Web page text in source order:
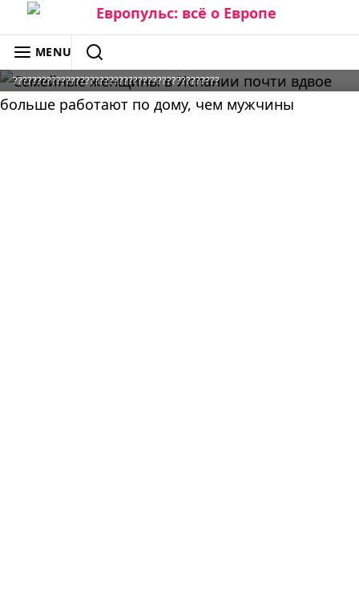
Skip
to
content
ЕВРОПУЛЬС: ВСЁ О ЕВРОПЕ
MENU
SEARCH
???????????????????????????????????????????